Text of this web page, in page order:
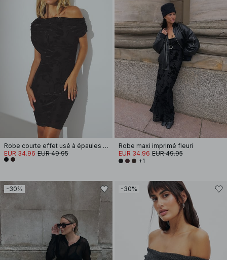
Robe courte effet usé à épaules drapées
EUR 34.96 EUR 49.95
Robe maxi imprimé fleuri
EUR 34.96 EUR 49.95
+1
-30% -30%